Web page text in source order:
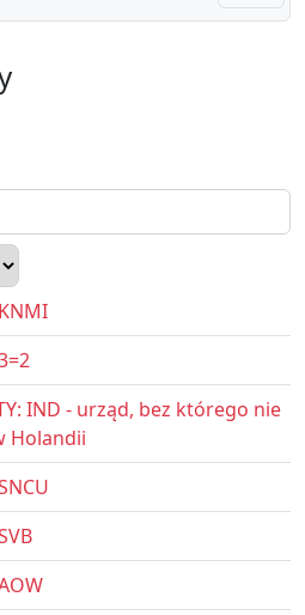
IND - urząd, bez którego nie
Holandii